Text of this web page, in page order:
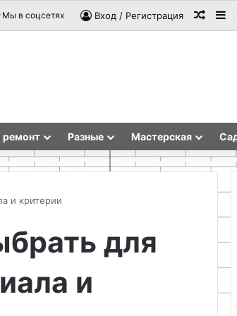
Мы в соцсетях Вход / Регистрация
ремонт Разные Мастерская
и критерии
для
и
Подготовка